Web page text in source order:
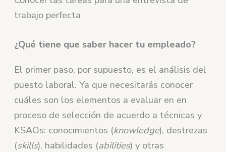
trabajo perfecta
¿Qué tiene que saber hacer tu empleado?
El primer paso, por supuesto, es el análisis del
puesto laboral. Ya que necesitarás conocer
cuáles son los elementos a evaluar en en
proceso de selección de acuerdo a técnicas y
KSAOs: conocimientos (knowledge), destrezas
(skills), habilidades (abilities) y otras